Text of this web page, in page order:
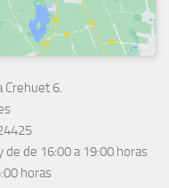
Crehuet 6.
de de 16:00 a 19:00 horas
horas